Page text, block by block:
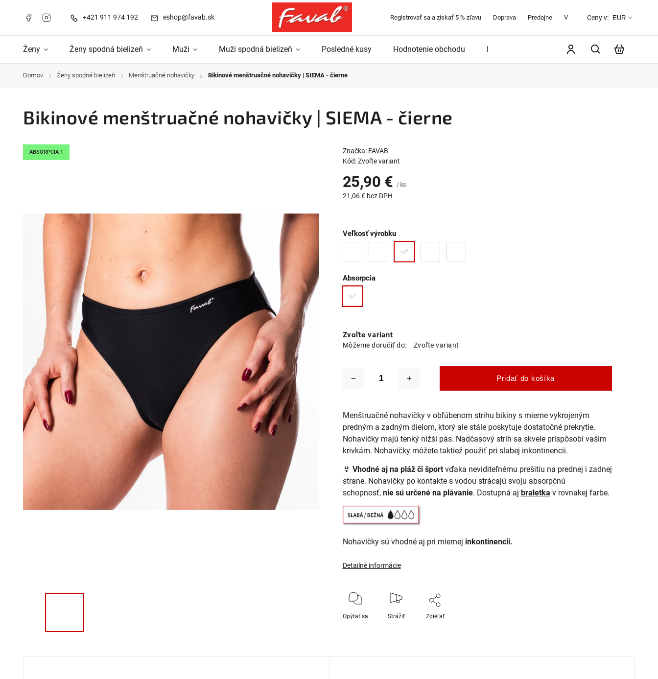
+421 911 974 192 eshop@favab.sk Registrovať sa a získať 5 % zľavu Doprava Predajne Veľkostná tabuľka O značke
Ceny v: EUR
Ženy Ženy spodná bielizeň Muži Muži spodná bielizeň Posledné kusy Hodnotenie obchodu Blog
Domov / Ženy spodná bielizeň / Menštruačné nohavičky / Bikinové menštruačné nohavičky | SIEMA - čierne
Bikinové menštruačné nohavičky | SIEMA - čierne
ABSORPCIA 1
Kód: Zvoľte variant
Značka: FAVAB
25,90 € / ks
21,06 € bez DPH
Zvoľte variant
Môžeme doručiť do: Zvoľte variant
Veľkosť výrobku
Absorpcia
Pridať do košíka
Menštruačné nohavičky v obľúbenom strihu bikiny s mierne vykrojeným
predným a zadným dielom, ktorý ale stále poskytuje dostatočné prekrytie.
Nohavičky majú tenký nižší pás. Nadčasový strih sa skvele prispôsobí vašim
krivkám. Nohavičky môžete taktiež použiť pri slabej inkontinencii.
👙 Vhodné aj na pláž či športvďaka neviditeľnému prešitiu na prednej i zadnej
strane. Nohavičky po kontakte s vodou strácajú svoju absorpčnú
schopnosť, nie sú určené na plávanie. Dostupná aj braletka v rovnakej farbe.
Nohavičky sú vhodné aj pri miernej inkontinencii.
Detailné informácie
Opýtať sa Strážiť Zdieľať